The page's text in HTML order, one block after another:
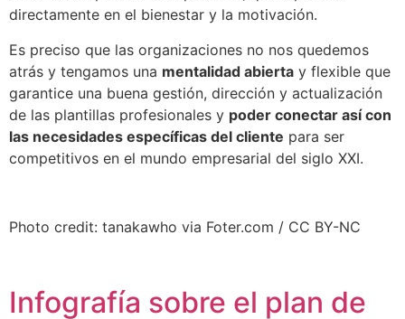
directamente en el bienestar y la motivación.
Es preciso que las organizaciones no nos quedemos
atrás y tengamos una mentalidad abierta y flexible que
garantice una buena gestión, dirección y actualización
de las plantillas profesionales y poder conectar así con
las necesidades específicas del cliente para ser
competitivos en el mundo empresarial del siglo XXI.
Photo credit: tanakawho via Foter.com / CC BY-NC
Infografía sobre el plan de